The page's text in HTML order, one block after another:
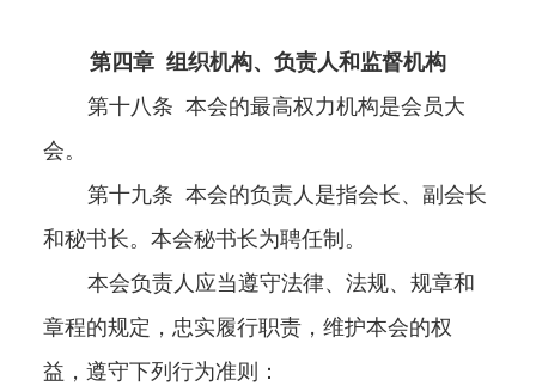
第四章 组织机构、负责人和监督机构
第十八条 本会的最高权力机构是会员大
会。
第十九条 本会的负责人是指会长、副会长
和秘书长。本会秘书长为聘任制。
本会负责人应当遵守法律、法规、规章和
章程的规定，忠实履行职责，维护本会的权
益，遵守下列行为准则：